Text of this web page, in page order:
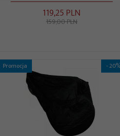
119,25 PLN
159,00 PLN
Promocja - 20%